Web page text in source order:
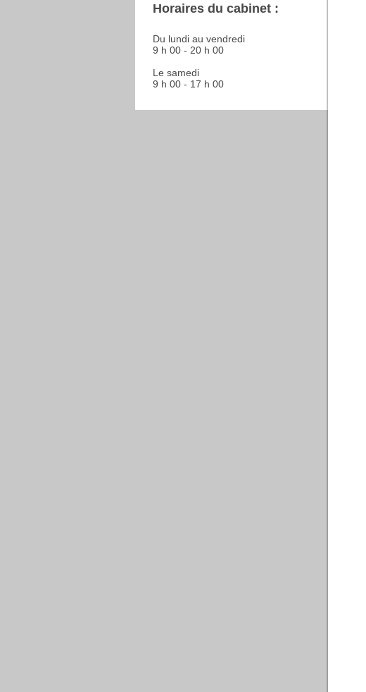
Horaires du cabinet :
Du lundi au vendredi
9 h 00 - 20 h 00
Le samedi
9 h 00 - 17 h 00